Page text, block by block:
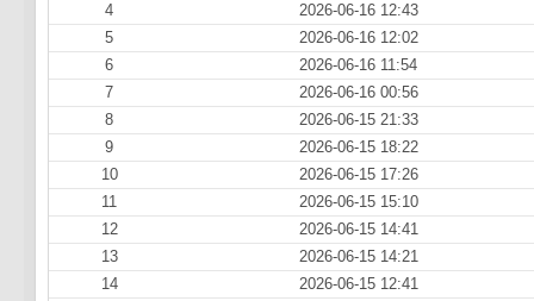
4
2026-06-16 12:43
5
2026-06-16 12:02
6
2026-06-16 11:54
7
2026-06-16 00:56
8
2026-06-15 21:33
9
2026-06-15 18:22
10
2026-06-15 17:26
11
2026-06-15 15:10
12
2026-06-15 14:41
13
2026-06-15 14:21
14
2026-06-15 12:41